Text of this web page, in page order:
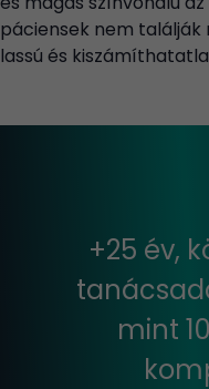
páciensek nem találják
lassú és
+25 év,
mint